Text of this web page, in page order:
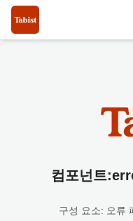
컴포넌트
구성 요소: 오류